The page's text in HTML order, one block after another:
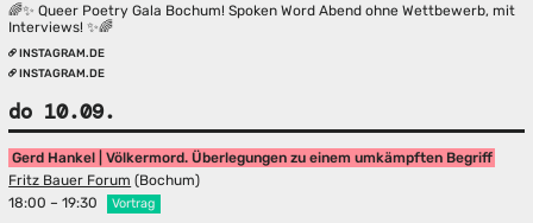
🌈✨ Queer Poetry Gala Bochum! Spoken Word Abend ohne Wettbewerb, mit
Interviews! ✨🌈
INSTAGRAM.DE
INSTAGRAM.DE
do 10.09.
Gerd Hankel | Völkermord. Überlegungen zu einem umkämpften Begriff
Fritz Bauer Forum (Bochum)
18:00 – 19:30
Vortrag